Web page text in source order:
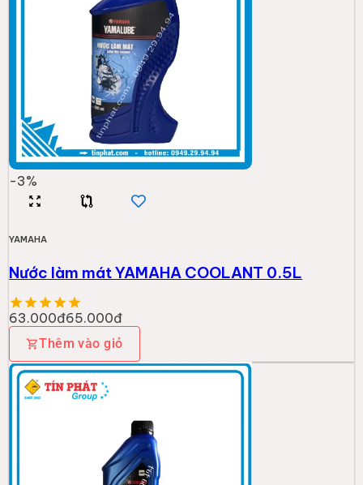
-3%
YAMAHA
Nước làm mát YAMAHA COOLANT 0.5L
63.000đ65.000đ
Thêm vào giỏ